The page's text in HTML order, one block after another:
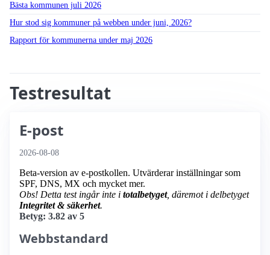
Bästa kommunen juli 2026
Hur stod sig kommuner på webben under juni, 2026?
Rapport för kommunerna under maj 2026
Testresultat
E-post
2026-08-08
Beta-version av e-postkollen. Utvärderar inställningar som
SPF, DNS, MX och mycket mer.
Obs! Detta test ingår inte i totalbetyget, däremot i delbetyget
Integritet & säkerhet.
Betyg: 3.82 av 5
Webbstandard